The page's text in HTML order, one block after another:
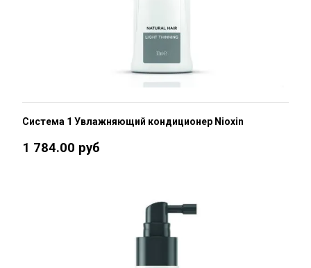
Система 1 Увлажняющий кондиционер Nioxin
1 784.00 руб